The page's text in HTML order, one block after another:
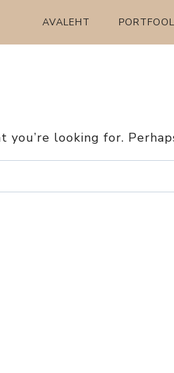
AVALEHT
you’re looking for.